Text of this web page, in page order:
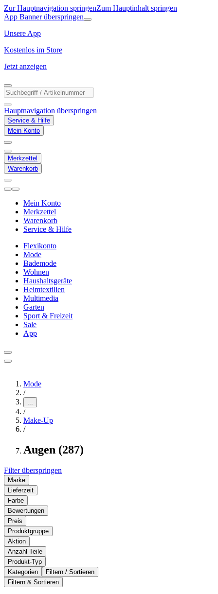
Zur Hauptnavigation springenZum Hauptinhalt springen
App Banner überspringen
Unsere App
Kostenlos im Store
Jetzt anzeigen
Hauptnavigation überspringen
Service & Hilfe
Mein Konto
Merkzettel
Warenkorb
Mein Konto
Merkzettel
Warenkorb
Service & Hilfe
Flexikonto
Mode
Bademode
Wohnen
Haushaltsgeräte
Heimtextilien
Multimedia
Garten
Sport & Freizeit
Sale
App
Mode
/
...
/
Make-Up
/
Augen (287)
Filter überspringen
Marke
Lieferzeit
Farbe
Bewertungen
Preis
Produktgruppe
Aktion
Anzahl Teile
Produkt-Typ
Kategorien
Filtern / Sortieren
Filtern & Sortieren